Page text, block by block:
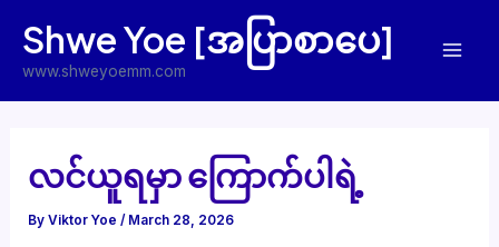
content
Shwe Yoe [အပြာစာပေ]
www.shweyoemm.com
လင်ယူရမှာ ကြောက်ပါရဲ့
ByViktor Yoe/ March 28, 2026